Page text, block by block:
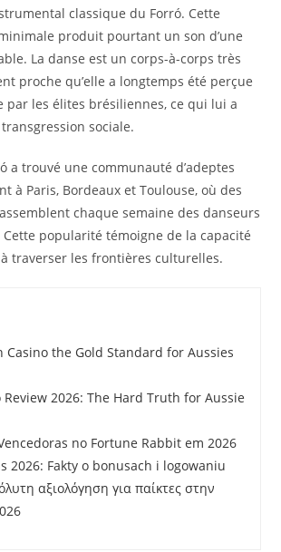
classique du Forró. Cette
produit pourtant un son d’une
La danse est un corps-à-corps très
proche qu’elle a longtemps été perçue
par les élites brésiliennes, ce qui lui a
sociale.
a trouvé une communauté d’adeptes
à Paris, Bordeaux et Toulouse, où des
chaque semaine des danseurs
popularité témoigne de la capacité
traverser les frontières culturelles.
Casino the Gold Standard for Aussies
Review 2026: The Hard Truth for Aussie
no Fortune Rabbit em 2026
2026: Fakty o bonusach i logowaniu
αξιολόγηση για παίκτες στην